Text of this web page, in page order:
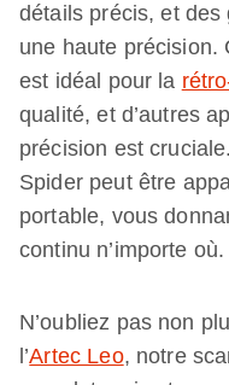
détails précis, et
une haute précision.
est idéal pour la
qualité, et d’autres
précision est
Spider peut être
portable, vous
continu n’importe où.
N’oubliez pas non
l’Artec Leo, notre